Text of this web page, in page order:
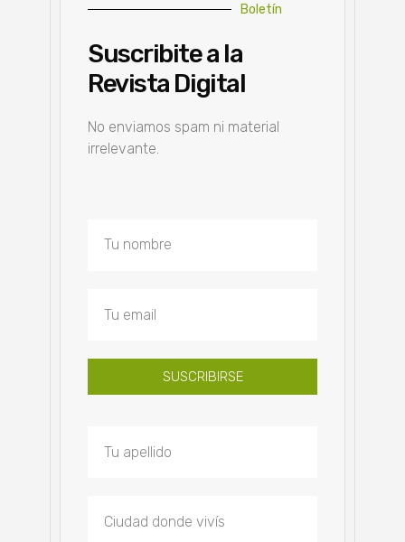
Boletín
Suscribite a la
Revista Digital
No enviamos spam ni material
irrelevante.
SUSCRIBIRSE